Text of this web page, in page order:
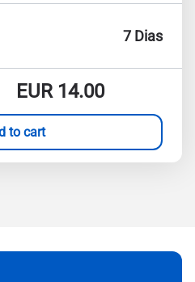
7 Dias
EUR14.00
to cart